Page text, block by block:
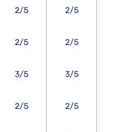
2/5
2/5
3/5
2/5
2/5
2/5
3/5
2/5